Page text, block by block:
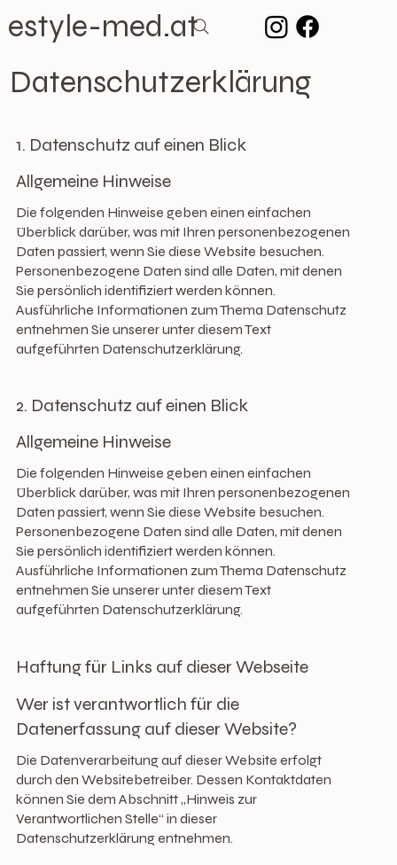
estyle-med.at
Datenschutzerklärung
1. Datenschutz auf einen Blick
Allgemeine Hinweise
Die folgenden Hinweise geben einen einfachen
Überblick darüber, was mit Ihren personenbezogenen
Daten passiert, wenn Sie diese Website besuchen.
Personenbezogene Daten sind alle Daten, mit denen
Sie persönlich identifiziert werden können.
Ausführliche Informationen zum Thema Datenschutz
entnehmen Sie unserer unter diesem Text
aufgeführten Datenschutzerklärung.
2. Datenschutz auf einen Blick
Allgemeine Hinweise
Die folgenden Hinweise geben einen einfachen
Überblick darüber, was mit Ihren personenbezogenen
Daten passiert, wenn Sie diese Website besuchen.
Personenbezogene Daten sind alle Daten, mit denen
Sie persönlich identifiziert werden können.
Ausführliche Informationen zum Thema Datenschutz
entnehmen Sie unserer unter diesem Text
aufgeführten Datenschutzerklärung.
Haftung für Links auf dieser Webseite
Wer ist verantwortlich für die
Datenerfassung auf dieser Website?
Die Datenverarbeitung auf dieser Website erfolgt
durch den Websitebetreiber. Dessen Kontaktdaten
können Sie dem Abschnitt „Hinweis zur
Verantwortlichen Stelle“ in dieser
Datenschutzerklärung entnehmen.